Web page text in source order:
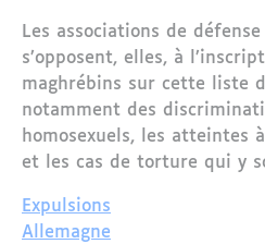
Les associations de
s’opposent, elles, à
maghrébins sur cette liste
notamment des
homosexuels, les atteintes
et les cas de torture qui y
Expulsions
Allemagne